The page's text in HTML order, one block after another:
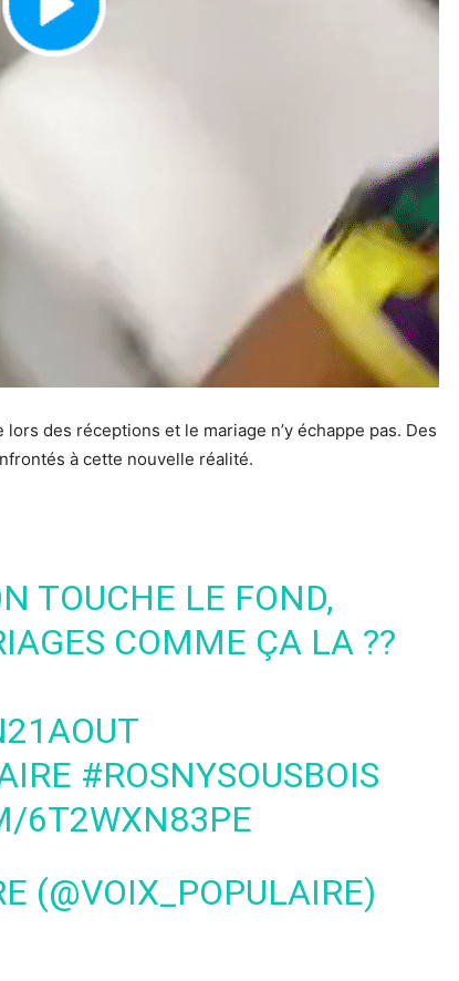
des réceptions et le mariage n’y échappe pas. Des
à cette nouvelle réalité.
TOUCHE LE FOND,
COMME ÇA LA ??
#ROSNYSOUSBOIS
6T2WXN83PE
(@VOIX_POPULAIRE)